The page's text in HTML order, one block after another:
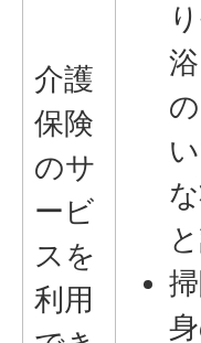
介護
保険
のサ
ービ
スを
利用